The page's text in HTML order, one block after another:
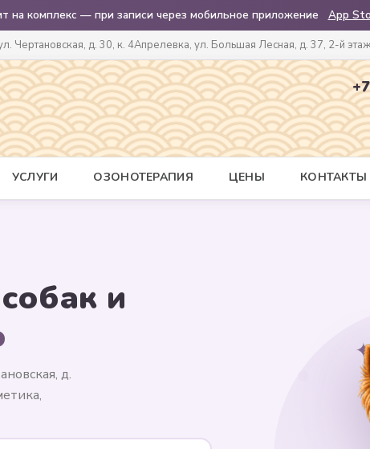
на комплекс — при записи через мобильное приложение App
Чертановская, д. 30, к. 4Апрелевка, ул. Большая Лесная, д. 37, 2-й
УСЛУГИ ОЗОНОТЕРАПИЯ ЦЕНЫ КОНТАКТЫ
и
д.
✦